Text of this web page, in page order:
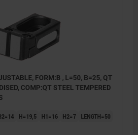
FORM:B , L=50, B=25, QT
COMP:QT STEEL TEMPERED
H=19,5 H1=16 H2=7
LENGTH=50